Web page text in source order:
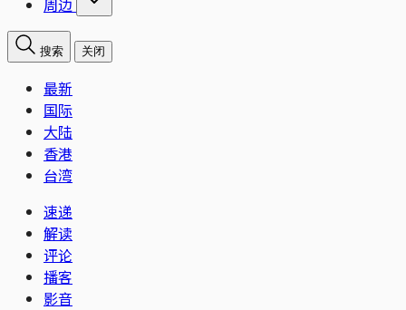
周边
搜索 关闭
最新
国际
大陆
香港
台湾
速递
解读
评论
播客
影音